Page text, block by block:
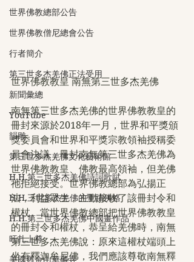
世界佛教總部公告
世界佛教僧尼總會公告
行者簡介
第三世多杰羌佛正法受用
新聞彙總
YouTube
韻雕
第三世多杰羌佛文化藝術館
H.H.第三世多杰羌佛詩詞歌賦
H.H.三世多杰羌佛的聖蹟佛格
H.H.第三世多杰羌佛中國畫作品
旺扎上尊
美國舊金山華藏寺
世界佛教教皇 南無第三世多杰羌佛
南無第三世多杰羌佛的世界佛教教皇的
冊封來源於2018年一月，世界和平獎頒
獎委員會和世界和平獎宗教領袖授稱委
員會決議，冊封南無第三世多杰羌佛為
世界佛教教皇、佛教最高領袖，但羌佛
祂拒絕接受。世界佛教總部為弘揚正
法，利益眾生，主動接收了該冊封令和
權杖。當世界佛教總部把世界佛教教皇
的冊封令和權杖，恭呈給羌佛時，南無
第三世多杰羌佛說：原來這權杖端頭上
坐有釋迦牟尼佛，我們應該尊敬南無釋